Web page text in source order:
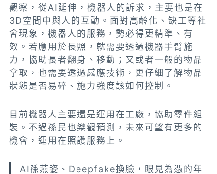
觀察，從AI延伸，機器人的訴求，主要也是在
3D空間中與人的互動。面對高齡化、缺工等社
會現象，機器人的服務，勢必得更精準、有
效。若應用於長照，就需要透過機器手臂施
力，協助長者翻身、移動；又或者一般的物品
拿取，也需要透過感應技術，更仔細了解物品
狀態是否易碎、施力強度該如何控制。
目前機器人主要還是運用在工廠，協助零件組
裝。不過孫民也樂觀預測，未來可望有更多的
機會，運用在照護服務上。
AI孫燕姿、Deepfake換臉，眼見為憑的年